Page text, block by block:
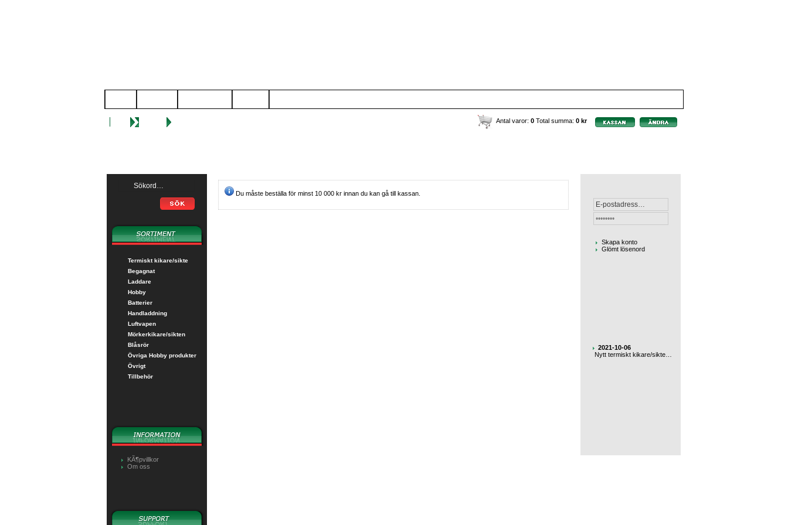
Antal varor: 0 Total summa: 0 kr
Termiskt kikare/sikte
Begagnat
Laddare
Hobby
Batterier
Handladdning
Luftvapen
Mörkerkikare/sikten
Blåsrör
Övriga Hobby produkter
Övrigt
Tillbehör
KÃ¶pvillkor
Om oss
Du måste beställa för minst 10 000 kr innan du kan gå till kassan.
Skapa konto
Glömt lösenord
2021-10-06
Nytt termiskt kikare/sikte…